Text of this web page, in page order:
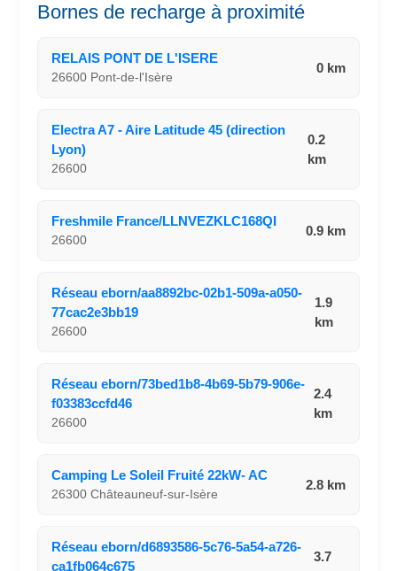
Bornes de recharge à proximité
RELAIS PONT DE L'ISERE
26600 Pont-de-l'Isère
0 km
Electra A7 - Aire Latitude 45 (direction
Lyon)
26600
0.2
km
Freshmile France/LLNVEZKLC168QI
26600
0.9 km
Réseau eborn/aa8892bc-02b1-509a-a050-
77cac2e3bb19
26600
1.9
km
Réseau eborn/73bed1b8-4b69-5b79-906e-
f03383ccfd46
26600
2.4
km
Camping Le Soleil Fruité 22kW- AC
26300 Châteauneuf-sur-Isère
2.8 km
Réseau eborn/d6893586-5c76-5a54-a726-
ca1fb064c675
3.7